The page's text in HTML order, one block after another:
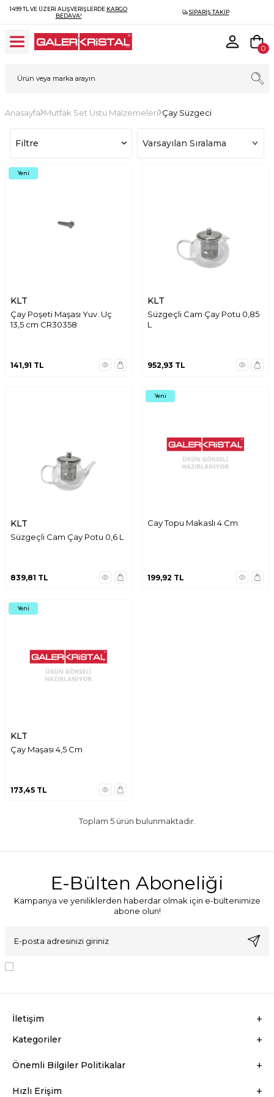
1499 TL VE ÜZERI ALIŞVERIŞLERDE KARGO
BEDAVA!
SIPARIŞ TAKIP
0
Anasayfa Mutfak Set Üstü Malzemeleri Çay Süzgeci
Filtre
Yeni
KLT
Çay Poşeti Maşası Yuv. Uç
13,5 cm CR30358
141,91 TL
KLT
Süzgeçli Cam Çay Potu 0,85
L
952,93 TL
KLT
Süzgeçli Cam Çay Potu 0,6 L
839,81 TL
Yeni
Cay Topu Makaslı 4 Cm
199,92 TL
Yeni
KLT
Çay Maşası 4,5 Cm
173,45 TL
Toplam 5ürün bulunmaktadır.
E-Bülten Aboneliği
Kampanya ve yeniliklerden haberdar olmak için e-bültenimize
abone olun!
İletişim
Kategoriler
Önemli Bilgiler Politikalar
Hızlı Erişim